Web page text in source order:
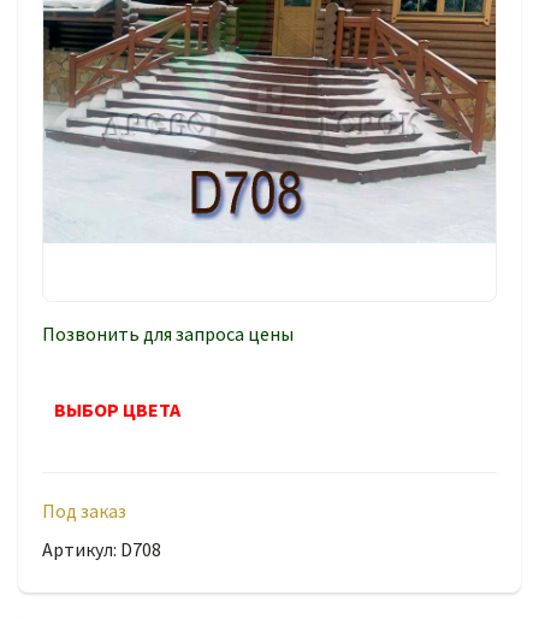
Позвонить для запроса цены
ВЫБОР ЦВЕТА
Под заказ
Артикул: D708